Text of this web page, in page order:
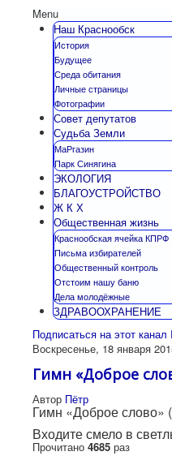
Menu
Наш Краснообск
История
Будущее
Среда обитания
Личные страницы
Фотографии
Совет депутатов
Судьба Земли
МаРгазин
Парк Синягина
ЭКОЛОГИЯ
БЛАГОУСТРОЙСТВО
Ж К Х
Общественная жизнь
Краснообская ячейка КПРФ
Письма избирателей
Общественный контроль
Отстоим нашу баню
Дела молодёжные
ЗДРАВООХРАНЕНИЕ
Подписаться на этот канал
Воскресенье, 18 января
Гимн «Доброе
Автор Пётр
Гимн «Доброе слово»
Входите смело в
Прочитано 4685 раз